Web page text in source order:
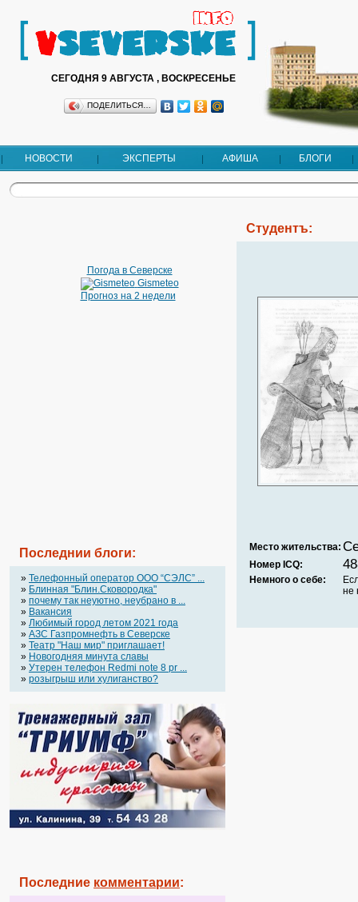
СЕГОДНЯ 9 АВГУСТА , ВОСКРЕСЕНЬЕ
ПОДЕЛИТЬСЯ…
НОВОСТИ ЭКСПЕРТЫ АФИША БЛОГИ
Погода в Северске
Gismeteo
Прогноз на 2 недели
Последнии блоги:
» Телефонный оператор OOO “СЭЛС” ...
» Блинная "Блин.Сковородка"
» почему так неуютно, неубрано в ...
» Вакансия
» Любимый город летом 2021 года
» АЗС Газпромнефть в Северске
» Театр "Наш мир" приглашает!
» Новогодняя минута славы
» Утерен телефон Redmi note 8 pr ...
» розыгрыш или хулиганство?
Последние комментарии:
Студентъ:
Место жительства:
Номер ICQ:
Немного о себе:
не